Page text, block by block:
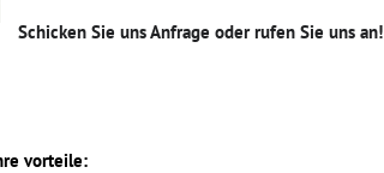
Schicken Sie uns Anfrage oder rufen Sie uns an!
vorteile: